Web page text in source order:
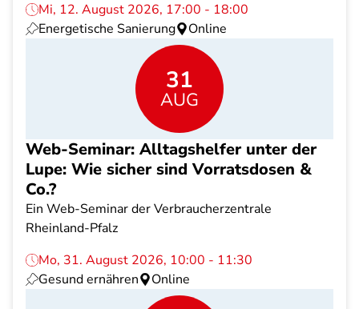
Mi, 12. August 2026, 17:00 - 18:00
Energetische Sanierung
Online
31
AUG
Web-Seminar: Alltagshelfer unter der
Lupe: Wie sicher sind Vorratsdosen &
Co.?
Ein Web-Seminar der Verbraucherzentrale
Rheinland-Pfalz
Mo, 31. August 2026, 10:00 - 11:30
Gesund ernähren
Online